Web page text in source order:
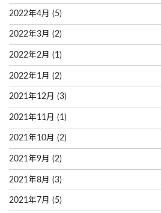
2022年4月 (5)
2022年3月 (2)
2022年2月 (1)
2022年1月 (2)
2021年12月 (3)
2021年11月 (1)
2021年10月 (2)
2021年9月 (2)
2021年8月 (3)
2021年7月 (5)